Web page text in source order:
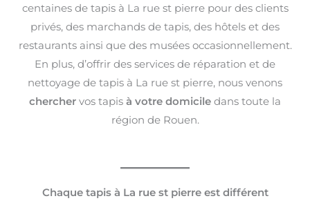
centaines de tapis à La rue st pierre pour des clients
privés, des marchands de tapis, des hôtels et des
restaurants ainsi que des musées occasionnellement.
En plus, d’offrir des services de réparation et de
nettoyage de tapis à La rue st pierre, nous venons
chercher vos tapis à votre domicile dans toute la
région de Rouen.
Chaque tapis à La rue st pierre est différent